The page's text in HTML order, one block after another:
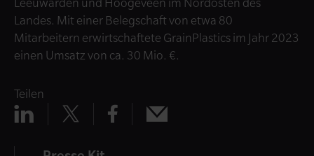
Landes. Mit einer Belegschaft von etwa 80
Mitarbeitern erwirtschaftete GrainPlastics im Jahr 2023
einen Umsatz von ca. 30 Mio. €.
Teilen
Teilen
linkedin
TeilenTeilen
facebook